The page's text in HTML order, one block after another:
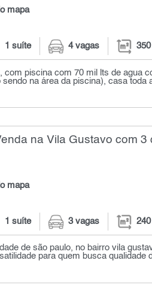
mapa
1 suíte 4 vagas 350
com piscina com 70 mil lts de agua
na área da piscina), casa toda
na Vila Gustavo com 3
mapa
1 suíte 3 vagas 240
de são paulo, no bairro vila
para quem busca qualidade